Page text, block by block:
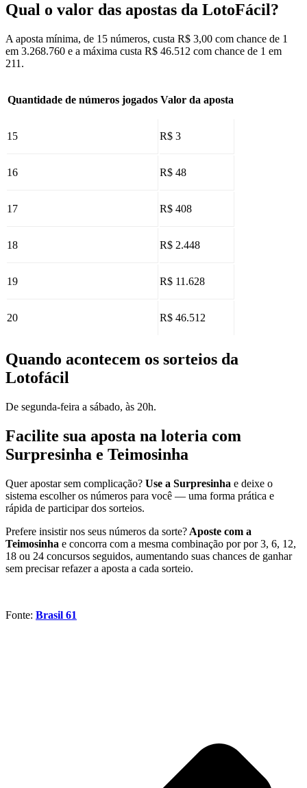
Qual o valor das apostas da LotoFácil?
A aposta mínima, de 15 números, custa R$ 3,00 com chance de 1
em 3.268.760 e a máxima custa R$ 46.512 com chance de 1 em
211.
Quantidade de números jogados Valor da aposta
15 R$ 3
16 R$ 48
17 R$ 408
18 R$ 2.448
19 R$ 11.628
20 R$ 46.512
Quando acontecem os sorteios da
Lotofácil
De segunda-feira a sábado, às 20h.
Facilite sua aposta na loteria com
Surpresinha e Teimosinha
Quer apostar sem complicação? Use a Surpresinha e deixe o
sistema escolher os números para você — uma forma prática e
rápida de participar dos sorteios.
Prefere insistir nos seus números da sorte? Aposte com a
Teimosinha e concorra com a mesma combinação por por 3, 6, 12,
18 ou 24 concursos seguidos, aumentando suas chances de ganhar
sem precisar refazer a aposta a cada sorteio.
Fonte: Brasil 61